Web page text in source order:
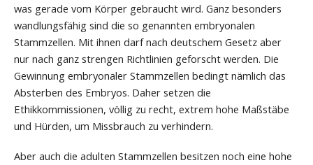
was gerade vom Körper gebraucht wird. Ganz besonders
wandlungsfähig sind die so genannten embryonalen
Stammzellen. Mit ihnen darf nach deutschem Gesetz aber
nur nach ganz strengen Richtlinien geforscht werden. Die
Gewinnung embryonaler Stammzellen bedingt nämlich das
Absterben des Embryos. Daher setzen die
Ethikkommissionen, völlig zu recht, extrem hohe Maßstäbe
und Hürden, um Missbrauch zu verhindern.
Aber auch die adulten Stammzellen besitzen noch eine hohe